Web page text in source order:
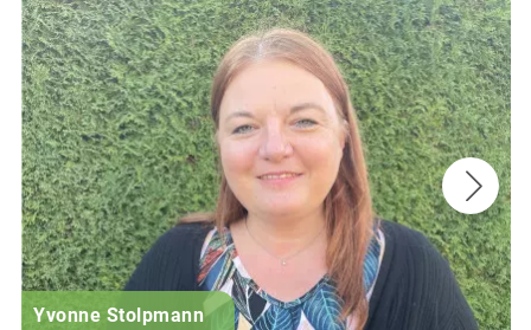
Yvonne Stolpmann